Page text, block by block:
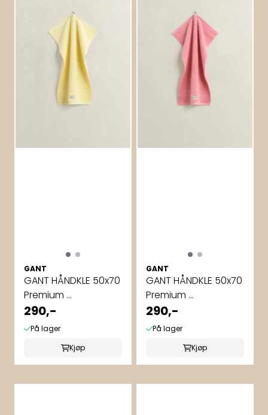
GANT
GANT HÅNDKLE 50x70
Premium ...
290,-
På lager
Kjøp
GANT
GANT HÅNDKLE 50x70
Premium ...
290,-
På lager
Kjøp